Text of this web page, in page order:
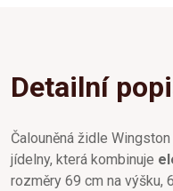
Detailní
Čalouněná židle
jídelny, která kombinuje
rozměry 69 cm na výšku,